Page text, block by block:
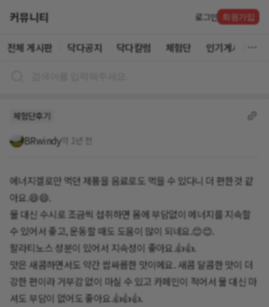
커뮤니티 로그인 회원가입
전체 게시판 닥다공지 닥다칼럼 체험단 인기게시글
체험단후기
BRwindy약 1년 전
에너지겔로만 먹던 제품을 음료로도 먹을 수 있다니 더 편한것 같
아요.😄😄.
물 대신 수시로 조금씩 섭취하면 몸에 부담없이 에너지를 지속할
수 있어서 좋고, 운동할 때도 도움이 많이 되네요.😊😊.
팔라티노스 성분이 있어서 지속성이 좋아요.👍👍.
맛은 새콤하면서도 약간 쌉싸름한 맛이에요. 새콤 달콤한 맛이 더
강한 편이라 거부감 없이 마실 수 있고 카페인이 적어서 물 대신 마
셔도 부담이 없어도 좋아요.👍👍👍.